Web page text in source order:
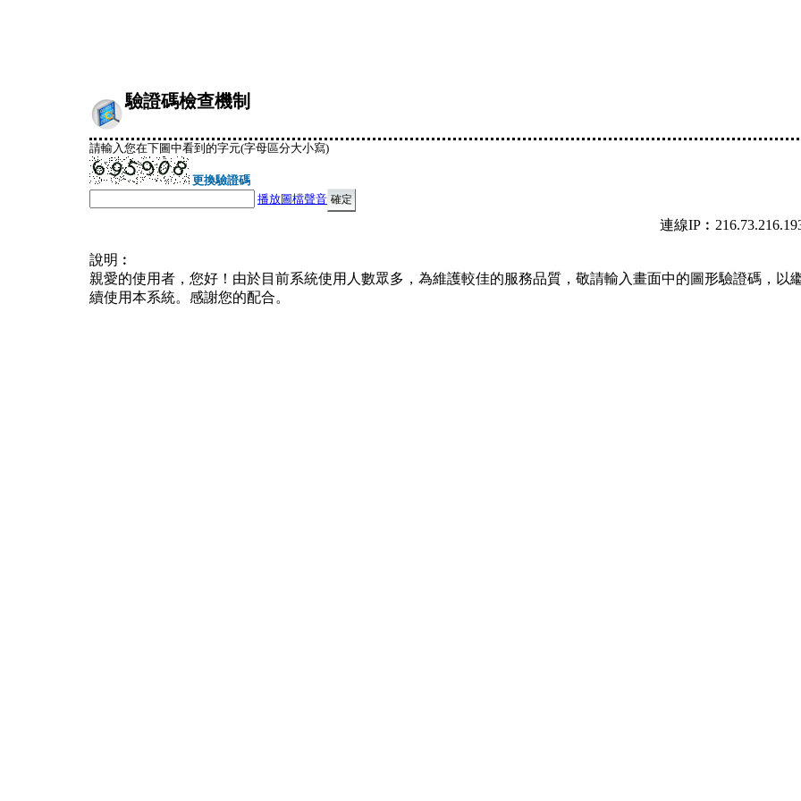
驗證碼檢查機制
請輸入您在下圖中看到的字元(字母區分大小寫)
更換驗證碼
播放圖檔聲音
連線
說明︰
親愛的使用者，您好！由於目前系統使用人數眾多，為維護較佳的服務品質，敬請輸入畫面中的圖形驗證碼，以
續使用本系統。感謝您的配合。